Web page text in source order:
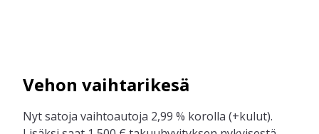
Vehon vaihtarikesä
Nyt satoja vaihtoautoja 2,99 % korolla (+kulut).